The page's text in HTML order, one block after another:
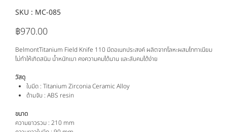
SKU : SKU
MC-
MC-085
ราคา
฿970.00
BelmontTitanium Field Knife 110 มีดอเนกประสงค์ ผลิตจากโลหะผสมไททาเนียม
ไม่ทำให้เกิดสนิม น้ำหนักเบา คงความคมได้นาน และลับคมได้ง่าย
วัสดุ
ใบมีด : Titanium Zirconia Ceramic Alloy
ด้ามจับ : ABS resin
ขนาด
ความยาวรวม : 210 mm